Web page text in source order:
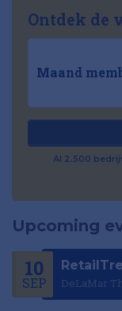
Ontdek de
Maand
Al 2.500
Upcoming
10
SEP DeLaMar